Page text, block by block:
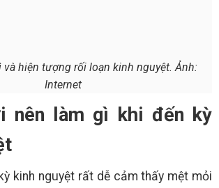
và hiện tượng rối loạn kinh nguyệt. Ảnh:
Internet
nên làm gì khi đến kỳ
kinh nguyệt rất dễ cảm thấy mệt mỏi